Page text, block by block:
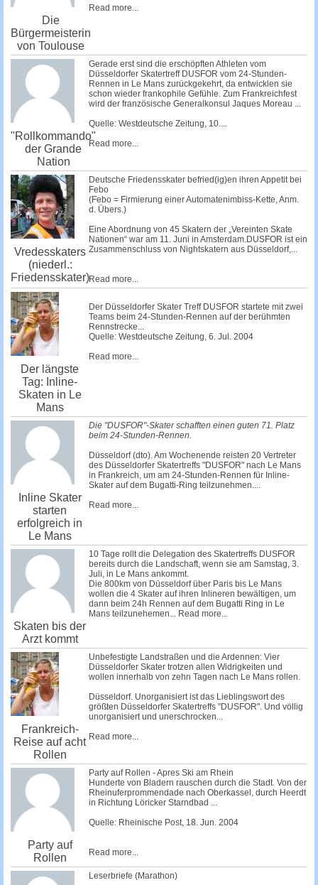
Die
Bürgermeisterin
von Toulouse
Read more...
"Rollkommando"
der Grande
Nation
Gerade erst sind die erschöpften Athleten vom
Düsseldorfer Skatertreff DUSFOR vom 24-Stunden-
Rennen in Le Mans zurückgekehrt, da entwicklen sie
schon wieder frankophile Gefühle. Zum Frankreichfest
wird der französische Generalkonsul Jaques Moreau ...
Quelle: Westdeutsche Zeitung, 10....
Read more...
Vredesskaters
(niederl.:
Friedensskater)
Deutsche Friedensskater befried(ig)en ihren Appetit bei
Febo
(Febo = Firmierung einer Automatenimbiss-Kette, Anm.
d. Übers.)
Eine Abordnung von 45 Skatern der „Vereinten Skate
Nationen“ war am 11. Juni in Amsterdam.DUSFOR ist ein
Zusammenschluss von Nightskatern aus Düsseldorf,...
Read more...
Der längste
Tag: Inline-
Skaten in Le
Mans
Der Düsseldorfer Skater Treff DUSFOR startete mit zwei
Teams beim 24-Stunden-Rennen auf der berühmten
Rennstrecke...
Quelle: Westdeutsche Zeitung, 6. Jul. 2004
Read more...
Inline Skater
starten
erfolgreich in
Le Mans
Die "DUSFOR"-Skater schafften einen guten 71. Platz
beim 24-Stunden-Rennen.
Düsseldorf (dto). Am Wochenende reisten 20 Vertreter
des Düsseldorfer Skatertreffs "DUSFOR" nach Le Mans
in Frankreich, um am 24-Stunden-Rennen für Inline-
Skater auf dem Bugatti-Ring teilzunehmen....
Read more...
Skaten bis der
Arzt kommt
10 Tage rollt die Delegation des Skatertreffs DUSFOR
bereits durch die Landschaft, wenn sie am Samstag, 3.
Juli, in Le Mans ankommt.
Die 800km von Düsseldorf über Paris bis Le Mans
wollen die 4 Skater auf ihren Inlineren bewältigen, um
dann beim 24h Rennen auf dem Bugatti Ring in Le
Mans teilzunehemen... Read more...
Frankreich-
Reise auf acht
Rollen
Unbefestigte Landstraßen und die Ardennen: Vier
Düsseldorfer Skater trotzen allen Widrigkeiten und
wollen innerhalb von zehn Tagen nach Le Mans rollen.
Düsseldorf. Unorganisiert ist das Lieblingswort des
größten Düsseldorfer Skatertreffs "DUSFOR". Und völlig
unorganisiert und unerschrocken...
Read more...
Party auf
Rollen
Party auf Rollen - Apres Ski am Rhein
Hunderte von Bladern rauschen durch die Stadt. Von der
Rheinuferprommendade nach Oberkassel, durch Heerdt
in Richtung Löricker Starndbad ...
Quelle: Rheinische Post, 18. Jun. 2004
Read more...
Leserbriefe (Marathon)